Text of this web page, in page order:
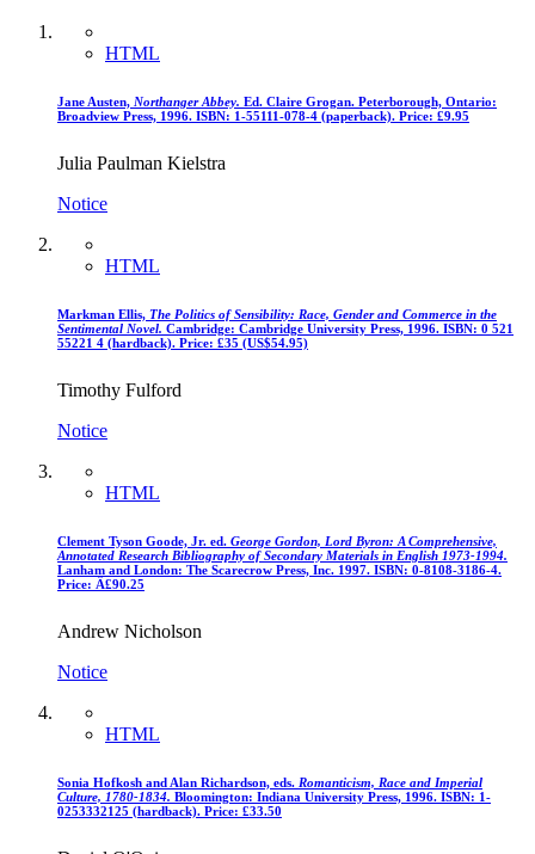
HTML
Jane Austen, Northanger Abbey. Ed. Claire Grogan. Peterborough, Ontario:
Broadview Press, 1996. ISBN: 1-55111-078-4 (paperback). Price: £9.95
Julia Paulman Kielstra
Notice
HTML
Markman Ellis, The Politics of Sensibility: Race, Gender and Commerce in the
Sentimental Novel. Cambridge: Cambridge University Press, 1996. ISBN: 0 521
55221 4 (hardback). Price: £35 (US$54.95)
Timothy Fulford
Notice
HTML
Clement Tyson Goode, Jr. ed. George Gordon, Lord Byron: A Comprehensive,
Annotated Research Bibliography of Secondary Materials in English 1973-1994.
Lanham and London: The Scarecrow Press, Inc. 1997. ISBN: 0-8108-3186-4.
Price: Â£90.25
Andrew Nicholson
Notice
HTML
Sonia Hofkosh and Alan Richardson, eds. Romanticism, Race and Imperial
Culture, 1780-1834. Bloomington: Indiana University Press, 1996. ISBN: 1-
0253332125 (hardback). Price: £33.50